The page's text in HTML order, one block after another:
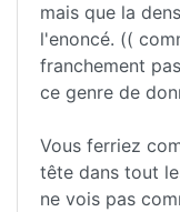
mais que la
l'enoncé. ((
franchement
ce genre de
Vous ferriez
tête dans tout
ne vois pas